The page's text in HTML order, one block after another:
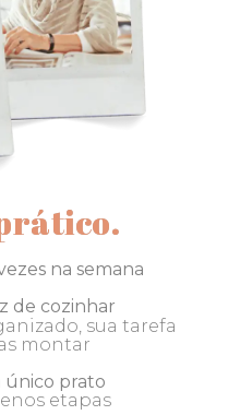
na semana
de cozinhar
sua tarefa
montar
prato
etapas